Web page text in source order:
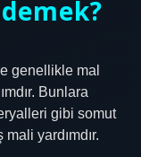
genellikle mal
Bunlara
gibi somut
yardımdır.